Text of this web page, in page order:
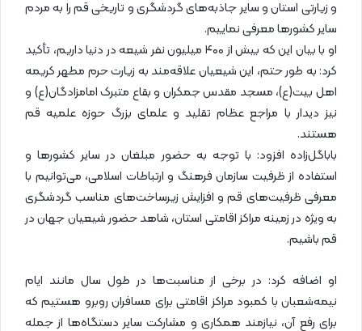
و زیارتی استان و سایر جاذبه‌های گردشگری و تاریخی قم را به مردم
سایر کشورها معرفی نماییم.
او با بیان این که بیش از ۴۰۰ میلیون نفر شیعه در دنیا داریم، تأکید
کرد: به طور حتم، این شیعیان علاقه‌مند به زیارت حرم مطهر کریمه
اهل بیت(ع)، مسجد مقدس جمکران و بقاع متبرک امامزادگان(ع) و
نیز دیدار با مراجع عظام تقلید و علمای بزرگ حوزه علمیه قم
هستند.
باباگل‌زاده افزود: با توجه به حضور مبلغان در سایر کشورها و
استفاده از ظرفیت سازمان فرهنگ و ارتباطات اسلامی، می‌توانیم با
معرفی ظرفیت‌های قم و افزایش زیرساخت‌های مناسب گردشگری
به ویژه در زمینه مراکز اقامتی استان، شاهد حضور شیعیان جهان در
قم باشیم.
او اضافه کرد: در برخی از مناسبت‌ها در طول سال مانند ایام
نیمه‌شعبان با کمبود مراکز اقامتی برای مسافران روبرو هستیم که
برای رفع آن، نیازمند همکاری و مشارکت سایر دستگاه‌ها از جمله